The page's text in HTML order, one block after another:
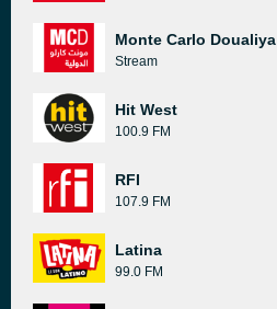
Monte Carlo Doualiya
Stream
Hit West
100.9 FM
RFI
107.9 FM
Latina
99.0 FM